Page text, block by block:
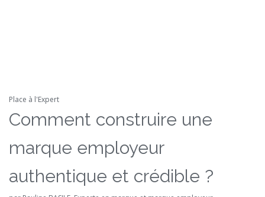
Place à l'Expert
Comment construire une
marque employeur
authentique et crédible ?